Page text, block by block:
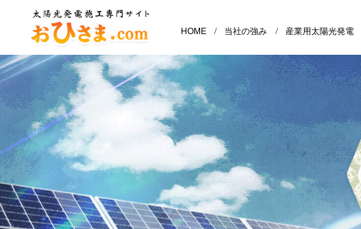
HOME / 当社の強み / 産業用太陽光発電